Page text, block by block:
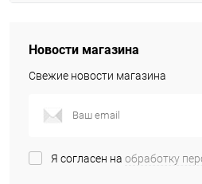
Новости магазина
Свежие новости магазина
Я согласен на обработку